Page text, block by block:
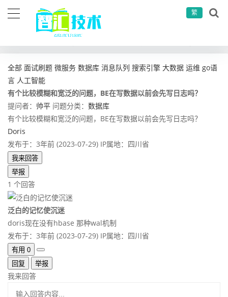
繁
全部 面试刷题 微服务 数据库 消息队列 搜索引擎 大数据 运维 go语
言 人工智能
有个比较模糊和宽泛的问题，BE在写数据以前会先写日志吗？
提问者： 帅平 问题分类： 数据库
有个比较模糊和宽泛的问题，BE在写数据以前会先写日志吗？
Doris
发布于：3年前 (2023-07-29) IP属地：四川省
我来回答
举报
1 个回答
泛白的记忆使沉迷
doris现在没有hbase 那种wal机制
发布于：3年前 (2023-07-29) IP属地：四川省
有用 0
回复
举报
我来回答